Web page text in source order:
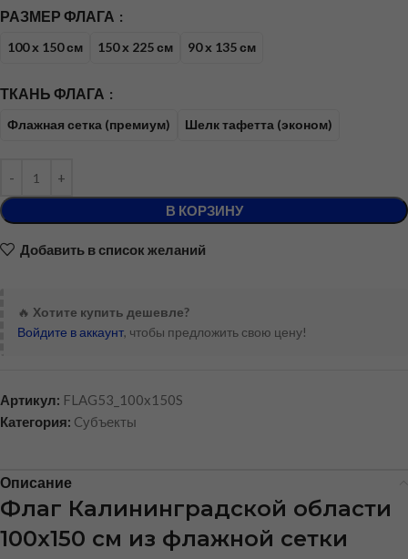
РАЗМЕР ФЛАГА
100 х 150 см 150 х 225 см 90 х 135 см
ТКАНЬ ФЛАГА
Флажная сетка (премиум) Шелк тафетта (эконом)
В КОРЗИНУ
Добавить в список желаний
🔥 Хотите купить дешевле?
Войдите в аккаунт, чтобы предложить свою цену!
Артикул: FLAG53_100x150S
Категория: Cубъекты
Описание
Флаг Калининградской области
100х150 см из флажной сетки